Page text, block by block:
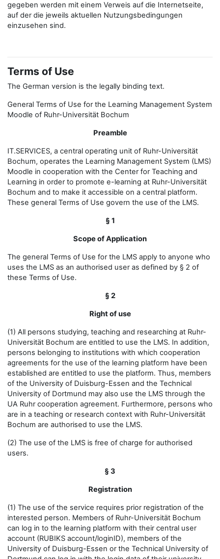
gegeben werden mit einem Verweis auf die Internetseite,
auf der die jeweils aktuellen Nutzungsbedingungen
einzusehen sind.
Terms of Use
The German version is the legally binding text.
General Terms of Use for the Learning Management System
Moodle of Ruhr-Universität Bochum
Preamble
IT.SERVICES, a central operating unit of Ruhr-Universität
Bochum, operates the Learning Management System (LMS)
Moodle in cooperation with the Center for Teaching and
Learning in order to promote e-learning at Ruhr-Universität
Bochum and to make it accessible on a central platform.
These general Terms of Use govern the use of the LMS.
§ 1
Scope of Application
The general Terms of Use for the LMS apply to anyone who
uses the LMS as an authorised user as defined by § 2 of
these Terms of Use.
§ 2
Right of use
(1) All persons studying, teaching and researching at Ruhr-
Universität Bochum are entitled to use the LMS. In addition,
persons belonging to institutions with which cooperation
agreements for the use of the learning platform have been
established are entitled to use the platform. Thus, members
of the University of Duisburg-Essen and the Technical
University of Dortmund may also use the LMS through the
UA Ruhr cooperation agreement. Furthermore, persons who
are in a teaching or research context with Ruhr-Universität
Bochum are authorised to use the LMS.
(2) The use of the LMS is free of charge for authorised
users.
§ 3
Registration
(1) The use of the service requires prior registration of the
interested person. Members of Ruhr-Universität Bochum
can log in to the learning platform with their central user
account (RUBIKS account/loginID), members of the
University of Duisburg-Essen or the Technical University of